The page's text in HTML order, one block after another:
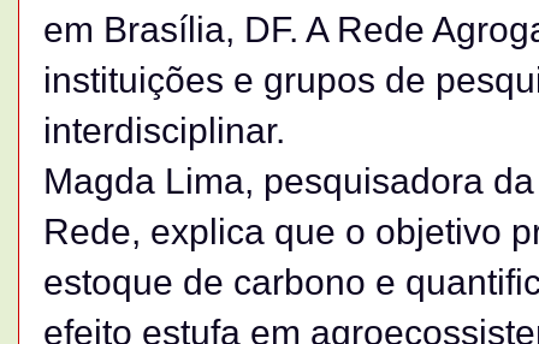
em Brasília, DF. A Rede
instituições e grupos de
interdisciplinar.
Magda Lima, pesquisadora
Rede, explica que o objetivo
estoque de carbono e
efeito estufa em